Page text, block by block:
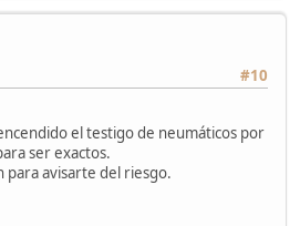
#10
el testigo de neumáticos por
ser exactos.
para avisarte del riesgo.